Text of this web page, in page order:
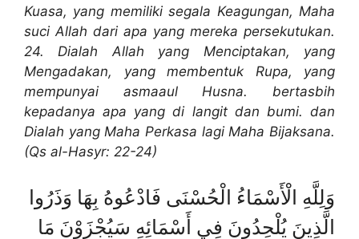
Kuasa, yang memiliki segala Keagungan, Maha
suci Allah dari apa yang mereka persekutukan.
24. Dialah Allah yang Menciptakan, yang
Mengadakan, yang membentuk Rupa, yang
mempunyai asmaaul Husna. bertasbih
kepadanya apa yang di langit dan bumi. dan
Dialah yang Maha Perkasa lagi Maha Bijaksana.
(Qs al-Hasyr: 22-24)
وَلِلَّهِ الْأَسْمَاءُ الْحُسْنَى فَادْعُوهُ بِهَا وَذَرُوا
الَّذِينَ يُلْحِدُونَ فِي أَسْمَائِهِ سَيُجْزَوْنَ مَا